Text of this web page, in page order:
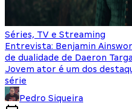
Séries, TV e Streaming
Entrevista: Benjamin
de dualidade de Daeron
Jovem ator é um dos
série
Pedro Siqueira